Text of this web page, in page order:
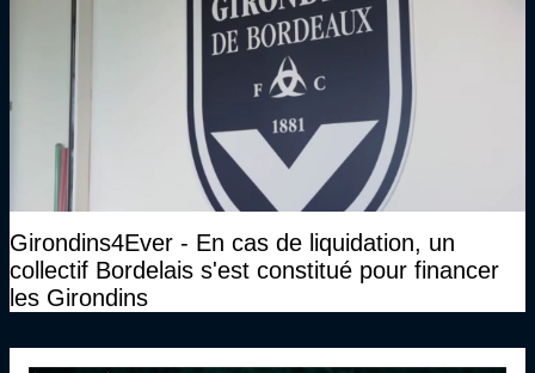
Girondins4Ever - En cas de liquidation, un
collectif Bordelais s'est constitué pour financer
les Girondins